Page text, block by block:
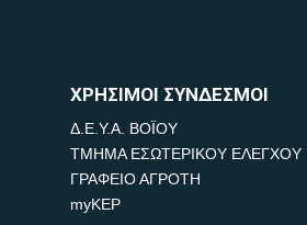
ΧΡΗΣΙΜΟΙ ΣΥΝΔΕΣΜΟΙ
Δ.Ε.Υ.Α. ΒΟΪΟΥ
ΤΜΗΜΑ ΕΣΩΤΕΡΙΚΟΥ ΕΛΕΓΧΟΥ
ΓΡΑΦΕΙΟ ΑΓΡΟΤΗ
myKEP